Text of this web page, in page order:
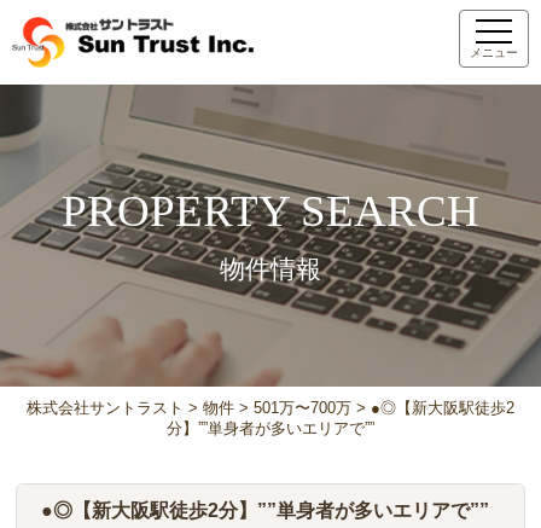
メニュー
PROPERTY SEARCH
物件情報
株式会社サントラスト > 物件 > 501万〜700万 > ●◎【新大阪駅徒歩2
分】””単身者が多いエリアで””
●◎【新大阪駅徒歩2分】””単身者が多いエリアで””